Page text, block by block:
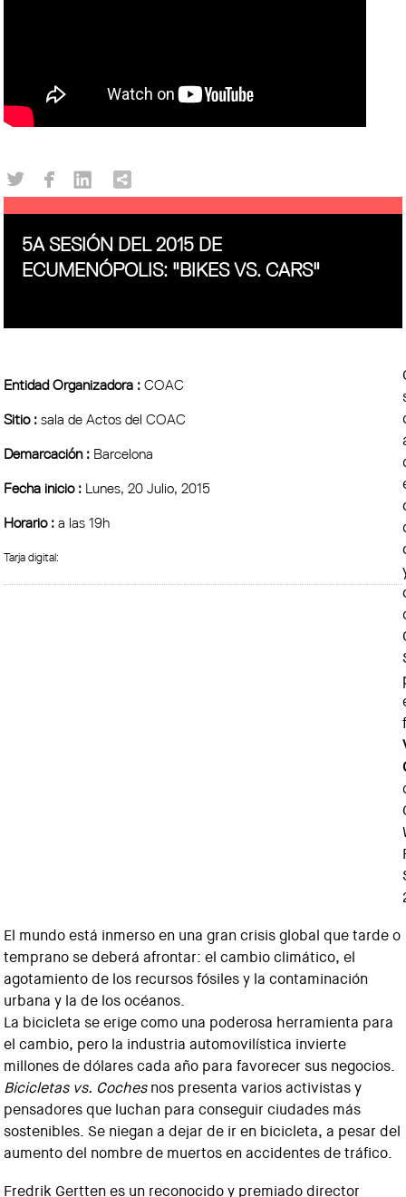
5A SESIÓN DEL 2015 DE
ECUMENÓPOLIS: "BIKES VS. CARS"
Entidad Organizadora :COAC
Sitio :sala de Actos del COAC
Demarcación : Barcelona
Fecha inicio : Lunes, 20 Julio, 2015
Horario :a las 19h
Tarja digital:
El mundo está inmerso en una gran crisis global que tarde o
temprano se deberá afrontar: el cambio climático, el
agotamiento de los recursos fósiles y la contaminación
urbana y la de los océanos.
La bicicleta se erige como una poderosa herramienta para
el cambio, pero la industria automovilística invierte
millones de dólares cada año para favorecer sus negocios.
Bicicletas vs. Cochesnos presenta varios activistas y
pensadores que luchan para conseguir ciudades más
sostenibles. Se niegan a dejar de ir en bicicleta, a pesar del
aumento del nombre de muertos en accidentes de tráfico.
Fredrik Gertten es un reconocido y premiado director